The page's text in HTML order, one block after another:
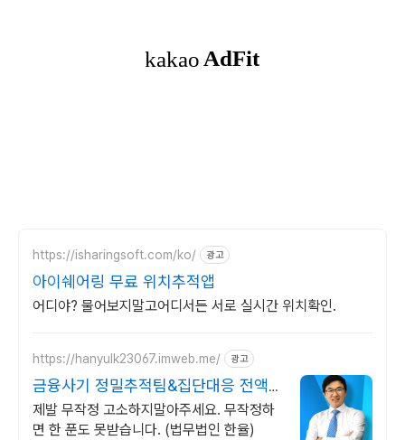
https://isharingsoft.com/ko/ 광고
아이쉐어링 무료 위치추적앱
어디야? 물어보지말고어디서든 서로 실시간 위치확인.
https://hanyulk23067.imweb.me/ 광고
금융사기 정밀추적팀&집단대응 전액
승소(3억7천) 사례보유
제발 무작정 고소하지말아주세요. 무작정하
면 한 푼도 못받습니다. (법무법인 한율)